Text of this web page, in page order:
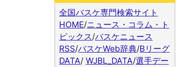
全国バスケ専門検索サイト
HOME/ニュース・コラム・ト
ピックス /バスケニュース
RSS/バスケWeb辞典/Bリーグ
DATA/ WJBL_DATA/選手デー